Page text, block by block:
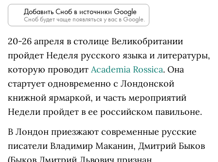
Добавить Сноб в источники Google
Сноб будет чаще появляться у вас в Google.
20-26 апреля в столице Великобритании
пройдет Неделя русского языка и литературы,
которую проводит Academia Rossica. Она
стартует одновременно с Лондонской
книжной ярмаркой, и часть мероприятий
Недели пройдет в ее российском павильоне.
В Лондон приезжают современные русские
писатели Владимир Маканин, Дмитрий Быков